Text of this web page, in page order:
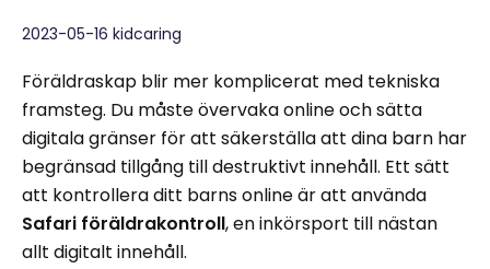
2023-05-16 kidcaring
Föräldraskap blir mer komplicerat med tekniska
framsteg. Du måste övervaka online och sätta
digitala gränser för att säkerställa att dina barn har
begränsad tillgång till destruktivt innehåll. Ett sätt
att kontrollera ditt barns online är att använda
Safari föräldrakontroll, en inkörsport till nästan
allt digitalt innehåll.